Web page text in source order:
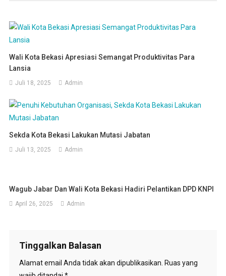
Wali Kota Bekasi Apresiasi Semangat Produktivitas Para
Lansia
Juli 18, 2025 Admin
Sekda Kota Bekasi Lakukan Mutasi Jabatan
Juli 13, 2025 Admin
Wagub Jabar Dan Wali Kota Bekasi Hadiri Pelantikan DPD KNPI
April 26, 2025 Admin
Tinggalkan Balasan
Alamat email Anda tidak akan dipublikasikan. Ruas yang